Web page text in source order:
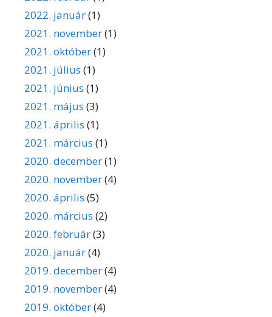
2022. január(1)
2021. november(1)
2021. október(1)
2021. július (1)
2021. június (1)
2021. május (3)
2021. április (1)
2021. március (1)
2020. december(1)
2020. november(4)
2020. április (5)
2020. március (2)
2020. február(3)
2020. január(4)
2019. december(4)
2019. november(4)
2019. október(4)